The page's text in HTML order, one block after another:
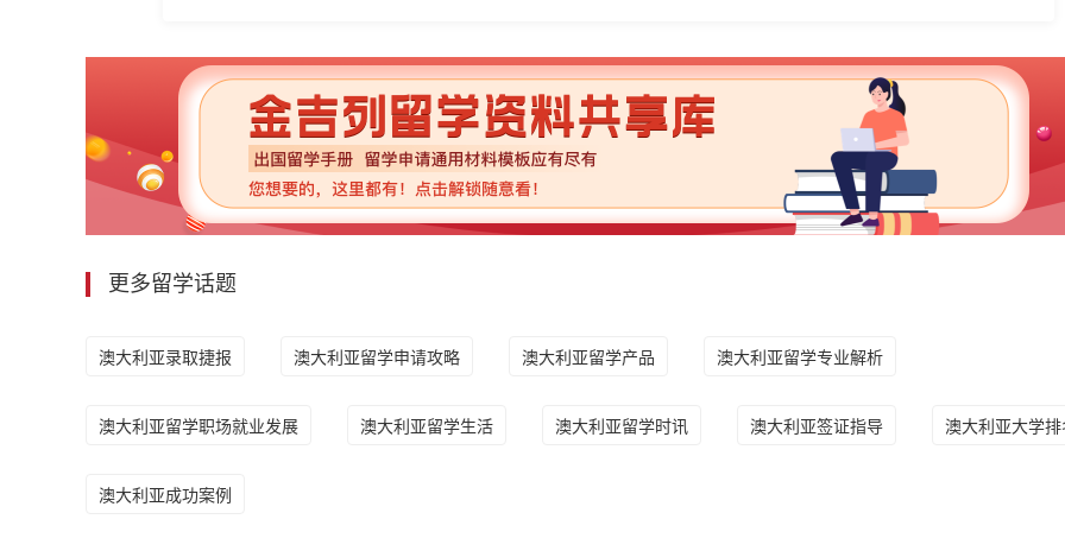
更多留学话题
澳大利亚录取捷报 澳大利亚留学申请攻略 澳大利亚留学产品 澳大利亚留学专业解析
澳大利亚留学职场就业发展 澳大利亚留学生活 澳大利亚留学时讯 澳大利亚签证指导 澳大利亚大学排
澳大利亚成功案例